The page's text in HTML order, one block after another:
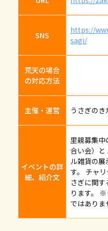
SNS
https://
sagi/
荒天の場合
の対応方法
主催・運営 うさぎのき
イベントの詳
細、紹介文
里親募集
合い会）と
ル雑貨の展
す。 チャ
さぎに関
ります。 ※
ではありま